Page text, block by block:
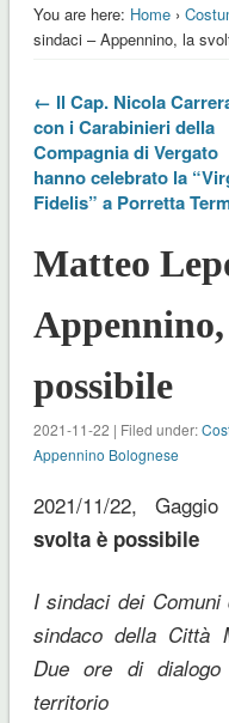
You are here: Home›
sindaci – Appennino, la
← Il Cap. Nicola
con i Carabinieri della
Compagnia di Vergato
hanno celebrato la
Fidelis” a Porretta
Matteo
possibile
2021-11-22 | Filed under:
Appennino Bolognese
2021/11/22,
svolta è possibile
I sindaci dei Comuni
sindaco della Città
Due ore di
territorio